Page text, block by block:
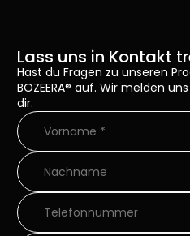
Lass uns in Kontakt
Hast du Fragen zu unseren
BOZEERA® auf. Wir melden
dir.